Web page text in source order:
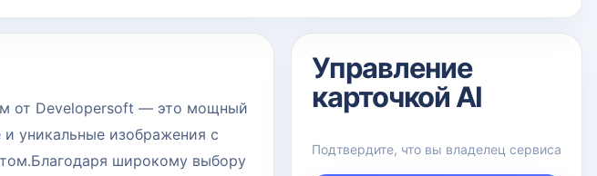
от Developersoft — это мощный
уникальные изображения с
широкому выбору
Управление
карточкой AI
Подтвердите, что вы владелец сервиса